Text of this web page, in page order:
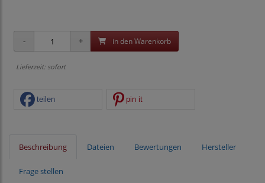
in den Warenkorb
Lieferzeit: sofort
teilen pin it
Beschreibung Dateien Bewertungen Hersteller
Frage stellen